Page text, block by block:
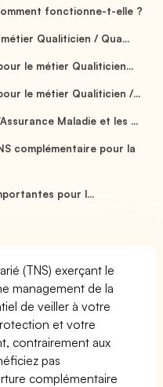
fonctionne-t-elle ?
Qualiticien / Qua...
le métier Qualiticien...
le métier Qualiticien /...
Maladie et les ...
complémentaire pour la
pour l...
(TNS) exerçant le
management de la
de veiller à votre
et votre
contrairement aux
pas
complémentaire